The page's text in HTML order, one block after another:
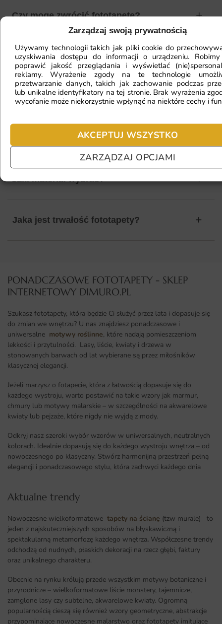
Zarządzaj swoją prywatnością
Używamy technologii takich jak pliki cookie do
uzyskiwania dostępu do informacji o urządzeniu.
poprawić jakość przeglądania i wyświetlać
reklamy. Wyrażenie zgody na te technologie
przetwarzanie danych, takich jak zachowanie podczas
lub unikalne identyfikatory na tej stronie. Brak wyrażenia
wycofanie może niekorzystnie wpłynąć na niektóre cechy i
AKCEPTUJ WSZYSTKO
ZARZĄDZAJ OPCJAMI
Czy mogę zwrócić fototapetę?
Jak zamontować fototapetę? / Jak
przygotować ścianę?
a inny na komputerze. Jak sprawdzić
Jaki materiał wybrać?
Jaka jest trwałość fototapety?
PONADCZASOWE FOTOTAPETY - SKLEP
INTERNETOWY DIMURO.PL​
Szukasz fototapety, która będzie Ci służyć przez lata i dopasuje się
do zmian we wnętrzu? U nas znajdziesz ponadczasowe i
uniwersalne motywy roślinne, które nadają pomieszczeniom
lekkości i przytulności. Lasy, liście, kwiaty i drzewa w
stonowanych barwach od lat wybierane są przez miłośników
klasycznej elegancji.
Jeżeli marzysz o fotapecie, która z łatwością dopasuje się do
każdego wystroju, warto postawić na takie wzory jak marmur,
chmury lub motywy malarskie – w szczególności na akwarelowe
kwiaty lub pejzaże, które nigdy nie wyjdą z mody.
Odkryj nasz szeroki wybór wzorów w uniwersalnych, neutralnych
kolorach. Idealnie dopasują się do każdego wystroju wnętrza – od
nowoczesnego po klasyczny. Stwórz harmonijną przestrzeń pełną
elegancji i ponadczasowego stylu, która zachwyci każdego dnia
Aktualne trendy​
Nowoczesne wielkoformatowe tapety na ścianę (tzw murale) to
jeden z najskuteczniejszych sposobów na błyskawiczną i
spektakularną metamorfozę każdego wnętrza. Współczesne trendy
odchodzą od nudnych, płaskich dekoracji na rzecz głębi, faktury
oraz unikalnego charakteru.
Obecnie na rynku królują przede wszystkim motywy botaniczne i
przyrodnicze – wielkoformatowe liście monstery, tajemnicze,
zamglone lasy czy subtelne, akwarelowe kwiaty. Ogromną
popularnością cieszą się również wzory geometryczne, abstrakcje
przypominające nowoczesne malarstwo oraz fototapety imitujące